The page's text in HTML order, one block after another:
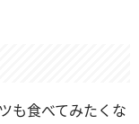
も食べてみたくな